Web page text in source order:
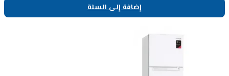
إضافة إلى السلة